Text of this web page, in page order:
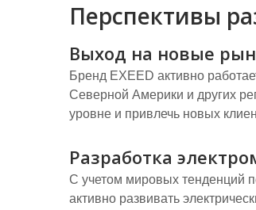
Перспективы
Выход на новые
Бренд EXEED активно
Северной Америки и других
уровне и привлечь новых
Разработка
С учетом мировых тенденций
активно развивать